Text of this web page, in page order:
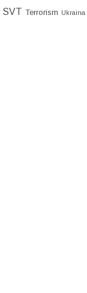
SVT Terrorism Ukraina